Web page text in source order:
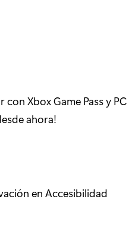
Xbox Game Pass y PC
ahora!
en Accesibilidad